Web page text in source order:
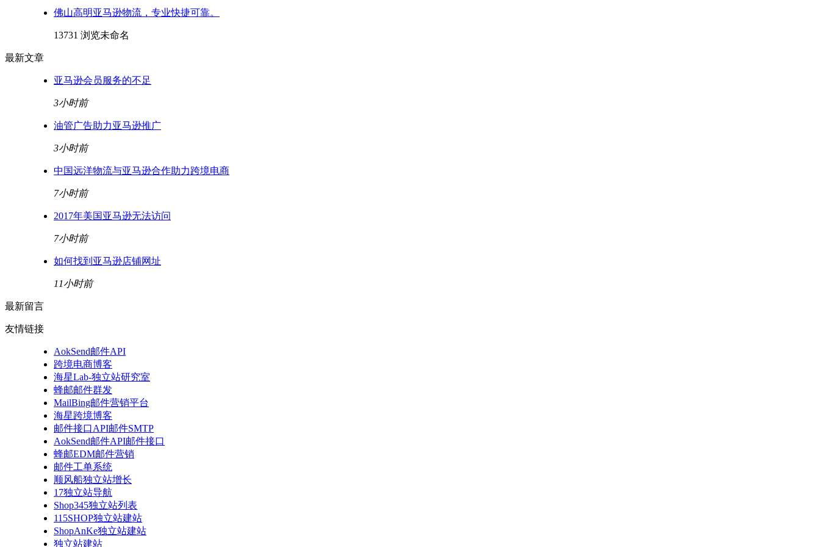
佛山高明亚马逊物流，专业快捷可靠。
13731 浏览未命名
最新文章
亚马逊会员服务的不足
3小时前
油管广告助力亚马逊推广
3小时前
中国远洋物流与亚马逊合作助力跨境电商
7小时前
2017年美国亚马逊无法访问
7小时前
如何找到亚马逊店铺网址
11小时前
最新留言
友情链接
AokSend邮件API
跨境电商博客
海星Lab-独立站研究室
蜂邮邮件群发
MailBing邮件营销平台
海星跨境博客
邮件接口API邮件SMTP
AokSend邮件API邮件接口
蜂邮EDM邮件营销
邮件工单系统
顺风船独立站增长
17独立站导航
Shop345独立站列表
115SHOP独立站建站
ShopAnKe独立站建站
独立站建站